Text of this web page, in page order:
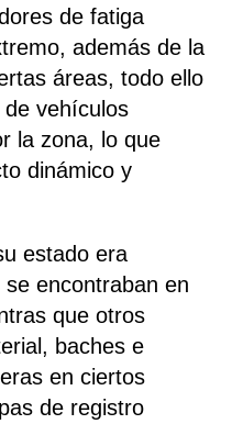
de fatiga
además de la
áreas, todo ello
vehículos
la zona, lo que
dinámico y
estado era
encontraban en
que otros
baches e
en ciertos
de registro